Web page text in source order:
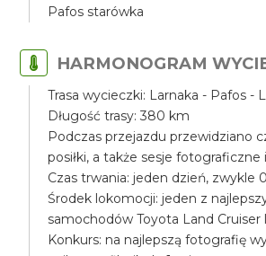
Pafos starówka
HARMONOGRAM
Trasa wycieczki: Larnaka - Pafos -
Długość trasy: 380 km
Podczas przejazdu przewidziano
posiłki, a także sesje fotograficzne
Czas trwania: jeden dzień, zwykle
Środek lokomocji: jeden z
samochodów Toyota Land
Konkurs: na najlepszą fotografię